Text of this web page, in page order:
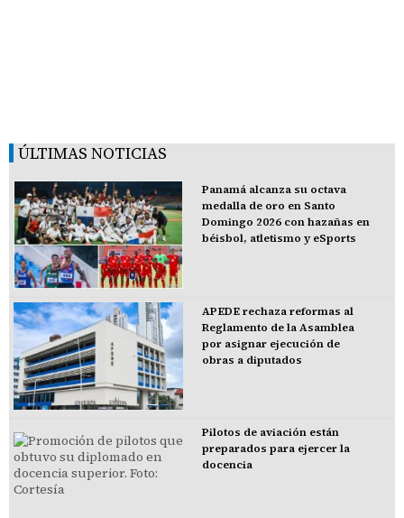
ÚLTIMAS NOTICIAS
Panamá alcanza su octava
medalla de oro en Santo
Domingo 2026 con hazañas en
béisbol, atletismo y eSports
APEDE rechaza reformas al
Reglamento de la Asamblea
por asignar ejecución de
obras a diputados
Pilotos de aviación están
preparados para ejercer la
docencia